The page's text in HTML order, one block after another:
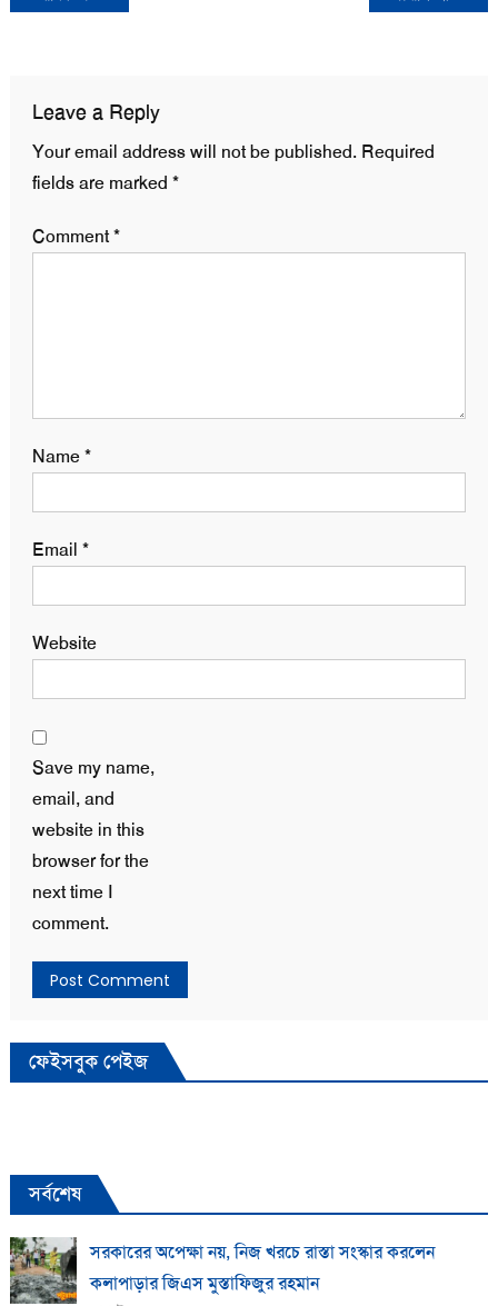
Leave a Reply
Your email address will not be published. Required
fields are marked *
Comment*
Name*
Email *
Website
Save my name,
email, and
website in this
browser for the
next time I
comment.
ফেইসবুক পেইজ
সর্বশেষ
সরকারের অপেক্ষা নয়, নিজ খরচে রাস্তা সংস্কার করলেন
কলাপাড়ার জিএস মুস্তাফিজুর রহমান